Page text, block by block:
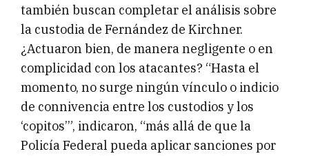
también buscan completar el análisis sobre
la custodia de Fernández de Kirchner.
¿Actuaron bien, de manera negligente o en
complicidad con los atacantes? “Hasta el
momento, no surge ningún vínculo o indicio
de connivencia entre los custodios y los
‘copitos’”, indicaron, “más allá de que la
Policía Federal pueda aplicar sanciones por